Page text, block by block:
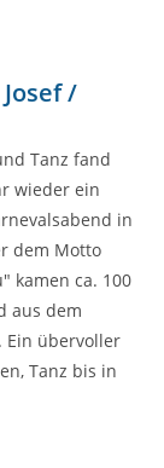
/
Tanz fand
wieder ein
in
dem Motto
kamen ca. 100
aus dem
Ein übervoller
Tanz bis in